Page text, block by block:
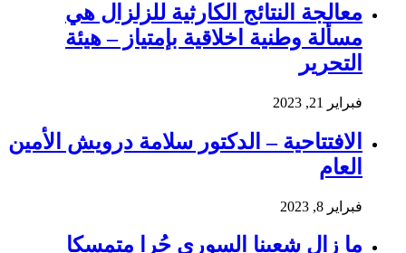
معالجة النتائج الكارثية للزلزال هي
مسألة وطنية اخلاقية بإمتياز – هيئة
التحرير
فبراير 21, 2023
الافتتاحية – الدكتور سلامة درويش الأمين
العام
فبراير 8, 2023
ما زال شعبنا السوري حُرا متمسكا